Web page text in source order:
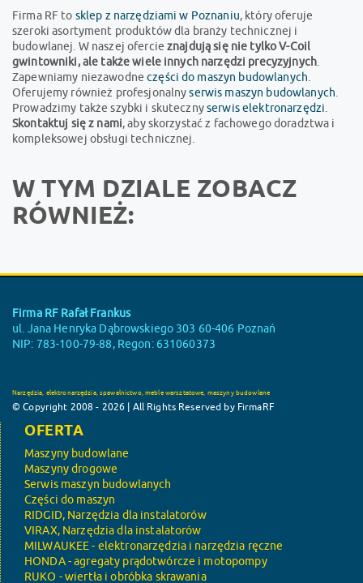
Firma RF to sklep z narzędziami w Poznaniu, który oferuje
szeroki asortyment produktów dla branży technicznej i
budowlanej. W naszej ofercieznajdują się nie tylko V-Coil
gwintowniki, ale także wiele innych narzędzi precyzyjnych.
Zapewniamy niezawodneczęści do maszyn budowlanych.
Oferujemy również profesjonalnyserwis maszyn budowlanych.
Prowadzimy także szybki i skutecznyserwis elektronarzędzi.
Skontaktuj się z nami, aby skorzystać z fachowego doradztwa i
kompleksowej obsługi technicznej.
W TYM DZIALE ZOBACZ
RÓWNIEŻ:
Firma RF Rafał Frankus
ul. Jana Henryka Dąbrowskiego 303 60-406 Poznań
NIP: 783-100-79-88, Regon: 631060373
Narzędzia, elektronarzędzia, spawalnictwo, meble warsztatowe, maszyny budowlane
© Copyright 2008 - 2026 | All Rights Reserved by FirmaRF
OFERTA
Maszyny budowlane
Maszyny drogowe
Serwis maszyn budowlanych
Części do maszyn
RIDGID, Narzędzia dla instalatorów
VIRAX, Narzędzia dla instalatorów
MILWAUKEE - elektronarzędzia i narzędzia ręczne
HONDA - agregaty prądotwórcze i motopompy
RUKO - wiertła i obróbka skrawania